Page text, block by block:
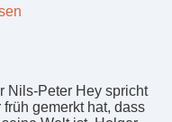
Nils-Peter Hey spricht
gemerkt hat, dass